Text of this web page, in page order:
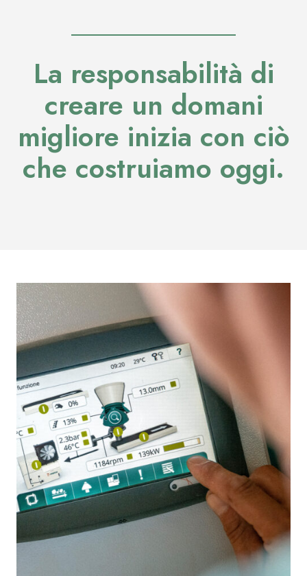
La responsabilità di
creare un domani
migliore inizia con ciò
che costruiamo oggi.